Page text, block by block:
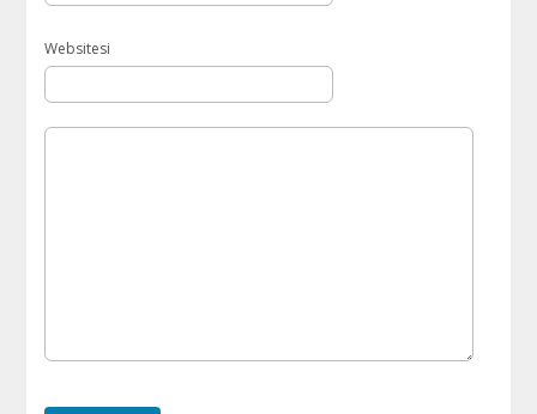
Websitesi